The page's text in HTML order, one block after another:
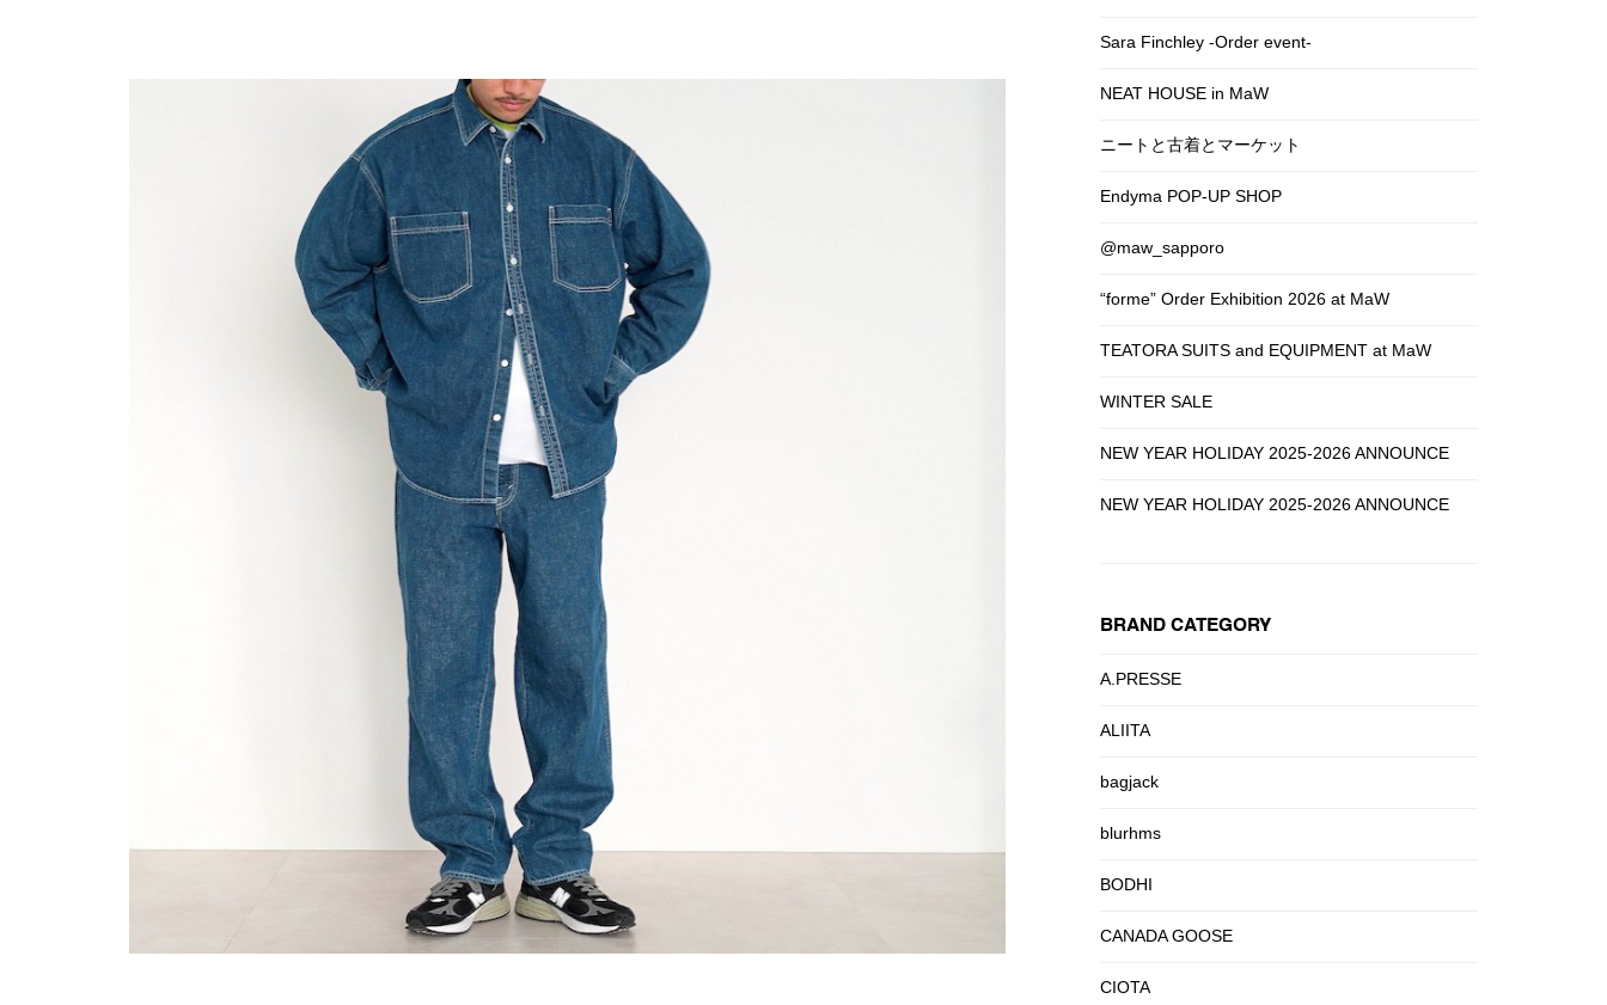
Sara Finchley -Order event-
NEAT HOUSE in MaW
ニートと古着とマーケット
Endyma POP-UP SHOP
@maw_sapporo
“forme” Order Exhibition 2026 at MaW
TEATORA SUITS and EQUIPMENT at MaW
WINTER SALE
NEW YEAR HOLIDAY 2025-2026 ANNOUNCE
NEW YEAR HOLIDAY 2025-2026 ANNOUNCE
BRAND CATEGORY
A.PRESSE
ALIITA
bagjack
blurhms
BODHI
CANADA GOOSE
CIOTA